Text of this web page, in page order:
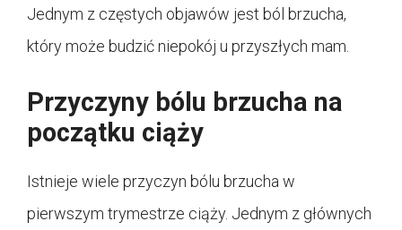
Jednym z częstych objawów jest ból brzucha,
który może budzić niepokój u przyszłych mam.
Przyczyny bólu brzucha na
początku ciąży
Istnieje wiele przyczyn bólu brzucha w
pierwszym trymestrze ciąży. Jednym z głównych